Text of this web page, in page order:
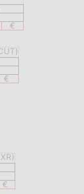
€
€
€